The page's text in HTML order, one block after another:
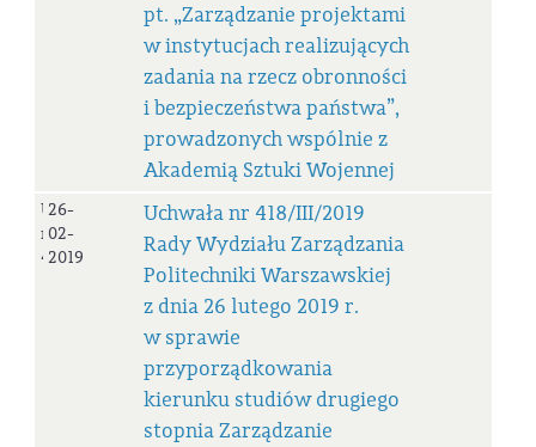
pt. „Zarządzanie projektami
w instytucjach realizujących
zadania na rzecz obronności
i bezpieczeństwa państwa”,
prowadzonych wspólnie z
Akademią Sztuki Wojennej
Uchwała
nr
418/III/2019
26-
02-
2019
Uchwała nr 418/III/2019
Rady Wydziału Zarządzania
Politechniki Warszawskiej
z dnia 26 lutego 2019 r.
w sprawie
przyporządkowania
kierunku studiów drugiego
stopnia Zarządzanie